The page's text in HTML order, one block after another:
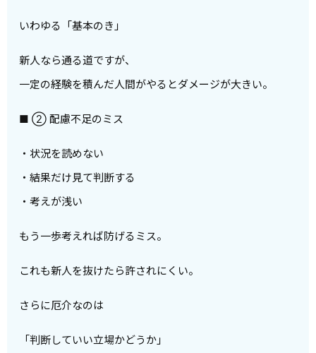
いわゆる「基本のき」
新人なら通る道ですが、
一定の経験を積んだ人間がやるとダメージが大きい。
■ ② 配慮不足のミス
・状況を読めない
・結果だけ見て判断する
・考えが浅い
もう一歩考えれば防げるミス。
これも新人を抜けたら許されにくい。
さらに厄介なのは
「判断していい立場かどうか」